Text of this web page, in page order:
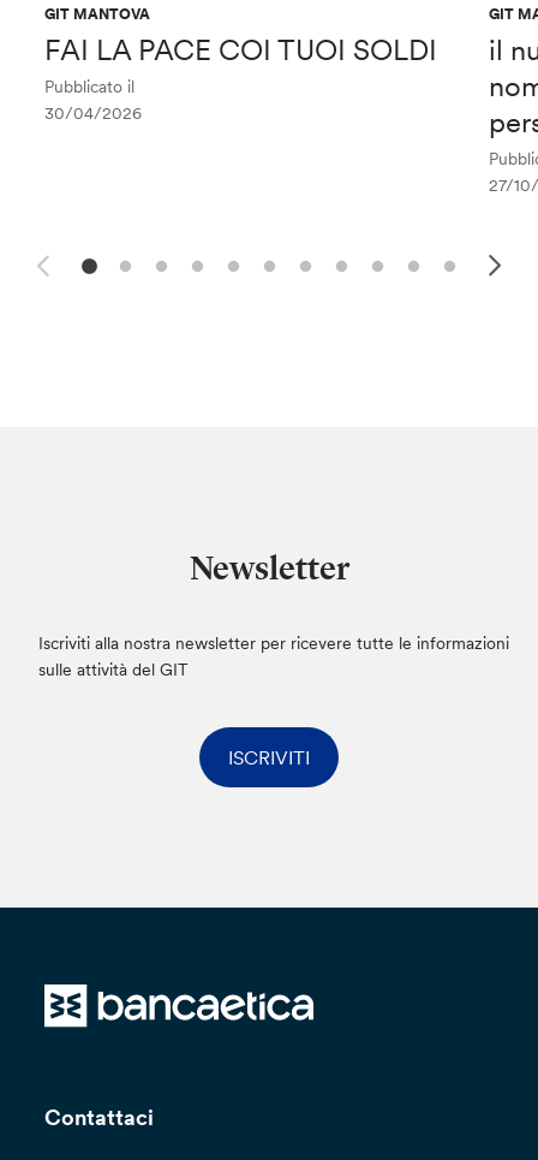
GIT MANTOVA
FAI LA PACE COI TUOI SOLDI
Pubblicato il
30/04/2026
GIT
il
27/
Newsletter
Iscriviti alla nostra newsletter per ricevere tutte le informazioni
sulle attività del GIT
ISCRIVITI
Contattaci